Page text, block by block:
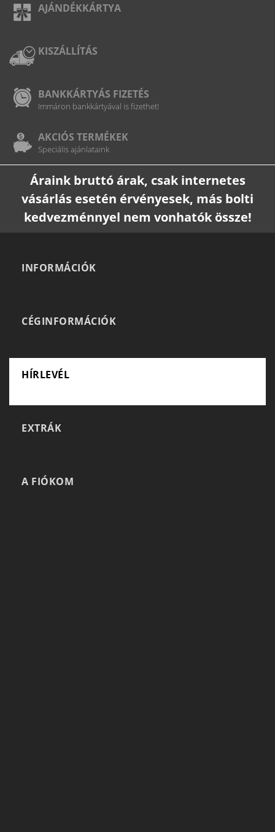
AJÁNDÉKKÁRTYA
KISZÁLLÍTÁS
BANKKÁRTYÁS FIZETÉS
Immáron bankkártyával is fizethet!
AKCIÓS TERMÉKEK
Speciális ajánlataink
Áraink bruttó árak, csak internetes
vásárlás esetén érvényesek, más bolti
kedvezménnyel nem vonhatók össze!
INFORMÁCIÓK
CÉGINFORMÁCIÓK
HÍRLEVÉL
EXTRÁK
A FIÓKOM